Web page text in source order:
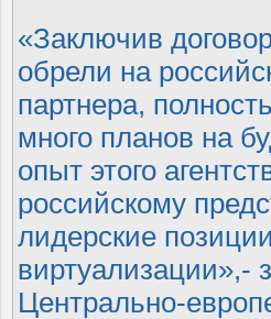
«Заключив
обрели на
партнера,
много планов на
опыт этого
российскому
лидерские
виртуализации»,-
Центрально-